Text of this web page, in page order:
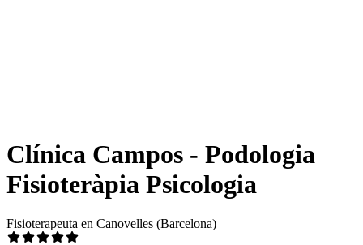
Clínica Campos - Podologia
Fisioteràpia Psicologia
Fisioterapeuta en Canovelles (Barcelona)